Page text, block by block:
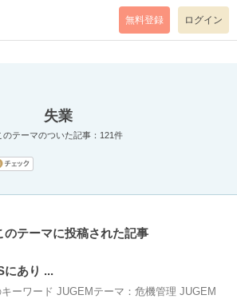
code=0 mode=return level=notice
無料登録 ログイン
失業
のテーマのついた記事：121件
のテーマに投稿された記事
にあり ...
ーワード JUGEMテーマ：危機管理 JUGEM